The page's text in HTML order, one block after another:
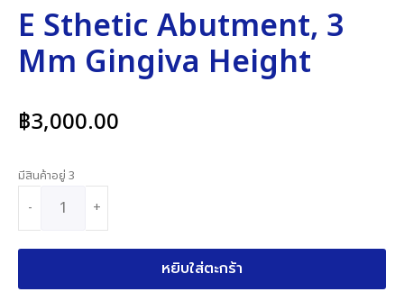
E Sthetic Abutment, 3
Mm Gingiva Height
฿3,000.00
มีสินค้าอยู่ 3
- +
หยิบใส่ตะกร้า